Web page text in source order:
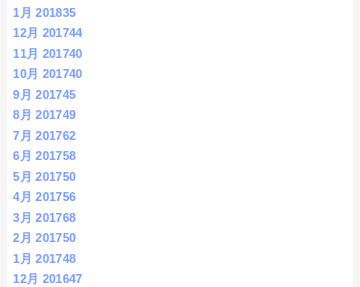
1月 201835
12月 201744
11月 201740
10月 201740
9月 201745
8月 201749
7月 201762
6月 201758
5月 201750
4月 201756
3月 201768
2月 201750
1月 201748
12月 201647